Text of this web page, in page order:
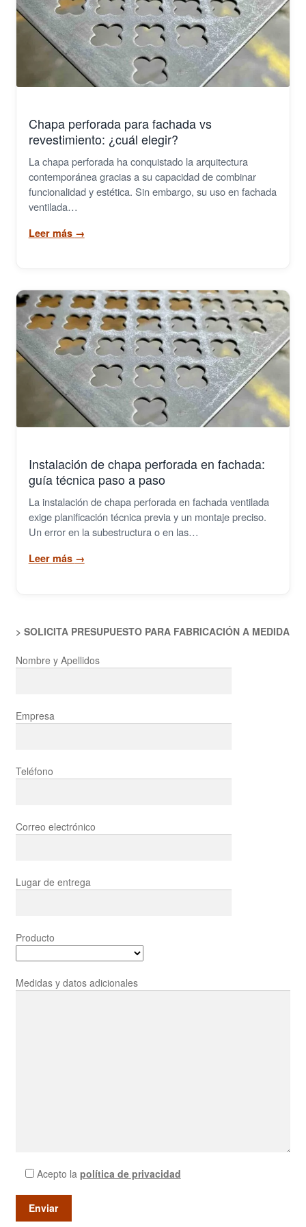
Rejillas Poliester PRFV
Tramex
Cilindros y Rejillas Filtrantes
Demister
Chapa perforada para fachada vs
revestimiento: ¿cuál elegir?
La chapa perforada ha conquistado la arquitectura
contemporánea gracias a su capacidad de combinar
funcionalidad y estética. Sin embargo, su uso en fachada
ventilada…
Leer más →
Instalación de chapa perforada en fachada:
guía técnica paso a paso
La instalación de chapa perforada en fachada ventilada
exige planificación técnica previa y un montaje preciso.
Un error en la subestructura o en las…
Leer más →
> SOLICITA PRESUPUESTO PARA FABRICACIÓN A MEDIDA
Nombre y Apellidos
Empresa
Teléfono
Correo electrónico
Lugar de entrega
Producto
Medidas y datos adicionales
Acepto la política de privacidad